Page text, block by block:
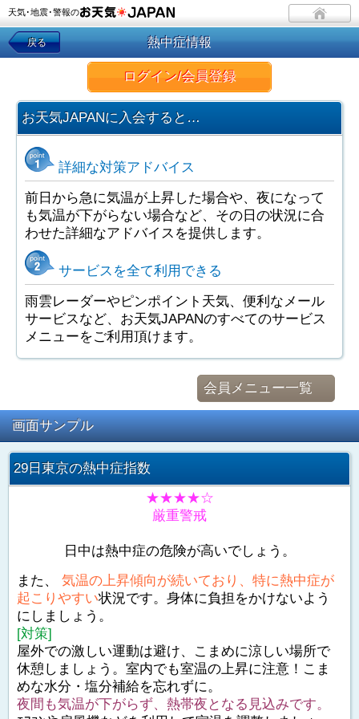
天気･地震･警報の
戻る 熱中症情報
ログイン/会員登録
お天気JAPANに入会すると…
詳細な対策アドバイス
前日から急に気温が上昇した場合や、夜になって
も気温が下がらない場合など、その日の状況に合
わせた詳細なアドバイスを提供します。
サービスを全て利用できる
雨雲レーダーやピンポイント天気、便利なメール
サービスなど、お天気JAPANのすべてのサービス
メニューをご利用頂けます。
会員メニュー一覧
画面サンプル
29日東京の熱中症指数
★★★★☆
厳重警戒
日中は熱中症の危険が高いでしょう。
また、 気温の上昇傾向が続いており、特に熱中症が
起こりやすい状況です。身体に負担をかけないよう
にしましょう。
[対策]
屋外での激しい運動は避け、こまめに涼しい場所で
休憩しましょう。室内でも室温の上昇に注意！こま
めな水分・塩分補給を忘れずに。
夜間も気温が下がらず、熱帯夜となる見込みです。